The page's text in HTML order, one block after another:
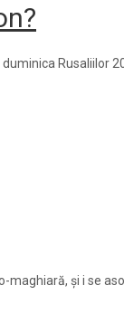
Rusaliilor
maghiară, și i se